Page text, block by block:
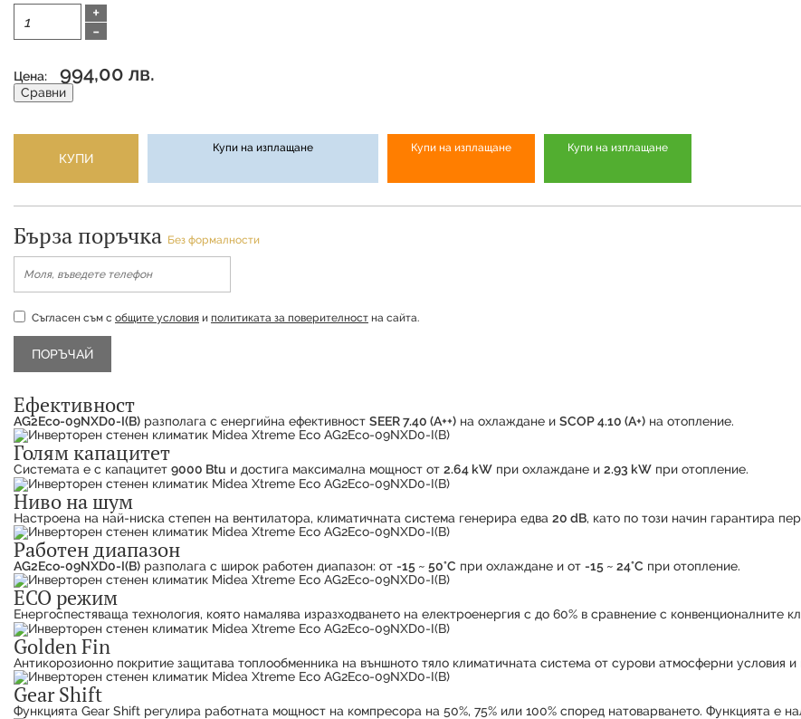
+
-
Цена: 994,00 лв.
Сравни
КУПИ
Купи на изплащане Купи на изплащане Купи на изплащане
Бърза поръчка Без формалности
Съгласен съм с общите условия и политиката за поверителност на сайта.
Ефективност
AG2Eco-09NXD0-I(B) разполага с енергийна ефективност SEER 7.40 (А++) на охлаждане и SCOP 4.10 (А+) на отопление.
Голям капацитет
Системата е с капацитет 9000 Btu и достига максимална мощност от 2.64 kW при охлаждане и 2.93 kW при отопление.
Ниво на шум
Настроена на най-ниска степен на вентилатора, климатичната система генерира едва 20 dB, като по този начин гарантира
Работен диапазон
AG2Eco-09NXD0-I(B) разполага с широк работен диапазон: от -15 ~ 50°C при охлаждане и от -15 ~ 24°C при отопление.
ECO режим
Енергоспестяваща технология, която намалява изразходването на електроенергия с до 60% в сравнение с конвенционалните
Golden Fin
Антикорозионно покритие защитава топлообменника на външното тяло климатичната система от сурови атмосферни условия и
Gear Shift
Функцията Gear Shift регулира работната мощност на компресора на 50%, 75% или 100% според натоварването. Функцията е